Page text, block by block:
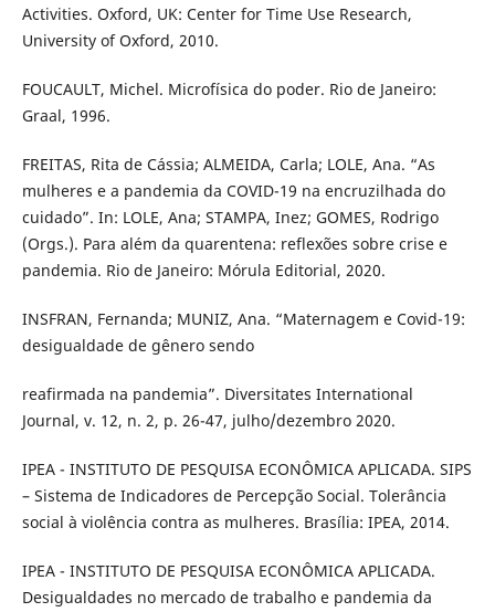
Activities. Oxford, UK: Center for Time Use Research,
University of Oxford, 2010.
FOUCAULT, Michel. Microfísica do poder. Rio de Janeiro:
Graal, 1996.
FREITAS, Rita de Cássia; ALMEIDA, Carla; LOLE, Ana. “As
mulheres e a pandemia da COVID-19 na encruzilhada do
cuidado”. In: LOLE, Ana; STAMPA, Inez; GOMES, Rodrigo
(Orgs.). Para além da quarentena: reflexões sobre crise e
pandemia. Rio de Janeiro: Mórula Editorial, 2020.
INSFRAN, Fernanda; MUNIZ, Ana. “Maternagem e Covid-19:
desigualdade de gênero sendo
reafirmada na pandemia”. Diversitates International
Journal, v. 12, n. 2, p. 26-47, julho/dezembro 2020.
IPEA - INSTITUTO DE PESQUISA ECONÔMICA APLICADA. SIPS
– Sistema de Indicadores de Percepção Social. Tolerância
social à violência contra as mulheres. Brasília: IPEA, 2014.
IPEA - INSTITUTO DE PESQUISA ECONÔMICA APLICADA.
Desigualdades no mercado de trabalho e pandemia da